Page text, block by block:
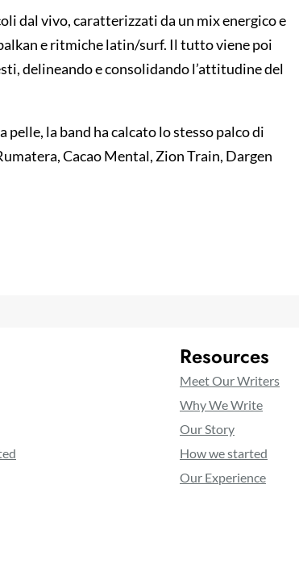
dal vivo, caratterizzati da un mix energico e
e ritmiche latin/surf. Il tutto viene poi
delineando e consolidando l’attitudine del
pelle, la band ha calcato lo stesso palco di
Cacao Mental, Zion Train, Dargen
Resources
Meet Our Writers
Why We Write
Our Story
How we started
Our Experience